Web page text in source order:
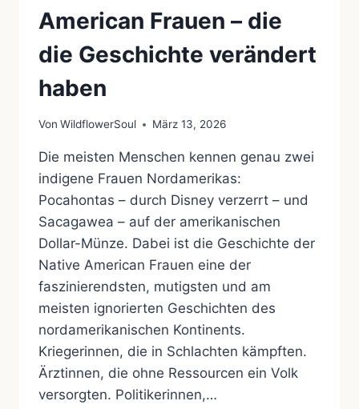
American Frauen – die
die Geschichte verändert
haben
Von WildflowerSoul März 13, 2026
Die meisten Menschen kennen genau zwei
indigene Frauen Nordamerikas:
Pocahontas – durch Disney verzerrt – und
Sacagawea – auf der amerikanischen
Dollar-Münze. Dabei ist die Geschichte der
Native American Frauen eine der
faszinierendsten, mutigsten und am
meisten ignorierten Geschichten des
nordamerikanischen Kontinents.
Kriegerinnen, die in Schlachten kämpften.
Ärztinnen, die ohne Ressourcen ein Volk
versorgten. Politikerinnen,…